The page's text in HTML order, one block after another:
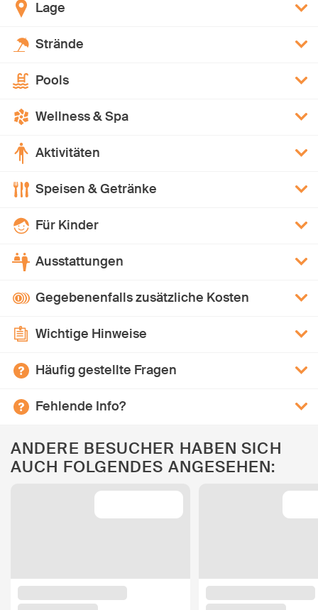
Lage
Strände
Pools
Wellness & Spa
Aktivitäten
Speisen & Getränke
Für Kinder
Ausstattungen
Gegebenenfalls zusätzliche Kosten
Wichtige Hinweise
Häufig gestellte Fragen
Fehlende Info?
ANDERE BESUCHER HABEN SICH
AUCH FOLGENDES ANGESEHEN: